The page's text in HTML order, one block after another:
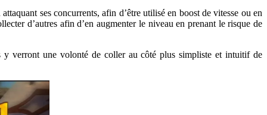
ses concurrents, afin d’être utilisé en boost de vitesse ou en
d’autres afin d’en augmenter le niveau en prenant le risque de
y verront une volonté de coller au côté plus simpliste et intuitif de